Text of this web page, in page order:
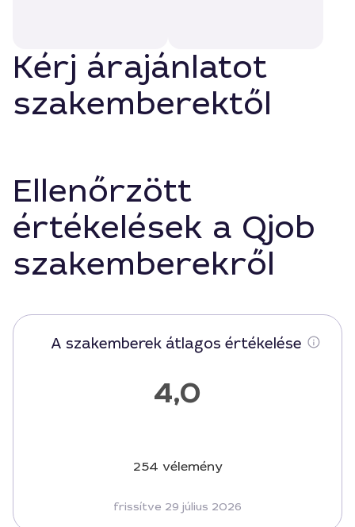
Kérj árajánlatot
szakemberektől
Ellenőrzött
értékelések a Qjob
szakemberekről
A szakemberek átlagos értékelése
4,0
254 vélemény
frissítve 29 július 2026